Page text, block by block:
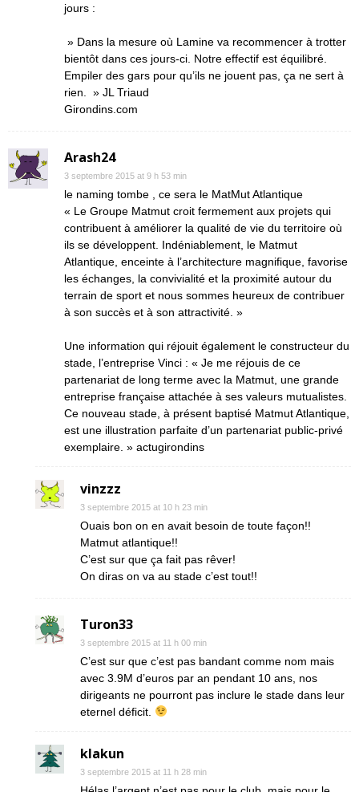
jours :
» Dans la mesure où Lamine va recommencer à trotter
bientôt dans ces jours-ci. Notre effectif est équilibré.
Empiler des gars pour qu’ils ne jouent pas, ça ne sert à
rien. » JL Triaud
Girondins.com
Arash24
3 septembre 2015 at 9 h 53 min
le naming tombe , ce sera le MatMut Atlantique
« Le Groupe Matmut croit fermement aux projets qui
contribuent à améliorer la qualité de vie du territoire où
ils se développent. Indéniablement, le Matmut
Atlantique, enceinte à l’architecture magnifique, favorise
les échanges, la convivialité et la proximité autour du
terrain de sport et nous sommes heureux de contribuer
à son succès et à son attractivité. »
Une information qui réjouit également le constructeur du
stade, l’entreprise Vinci : « Je me réjouis de ce
partenariat de long terme avec la Matmut, une grande
entreprise française attachée à ses valeurs mutualistes.
Ce nouveau stade, à présent baptisé Matmut Atlantique,
est une illustration parfaite d’un partenariat public-privé
exemplaire. » actugirondins
vinzzz
3 septembre 2015 at 10 h 23 min
Ouais bon on en avait besoin de toute façon!!
Matmut atlantique!!
C’est sur que ça fait pas rêver!
On diras on va au stade c’est tout!!
Turon33
3 septembre 2015 at 11 h 00 min
C’est sur que c’est pas bandant comme nom mais
avec 3.9M d’euros par an pendant 10 ans, nos
dirigeants ne pourront pas inclure le stade dans leur
eternel déficit.
klakun
3 septembre 2015 at 11 h 28 min